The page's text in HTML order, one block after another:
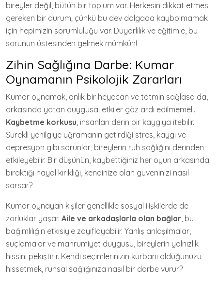
bireyler değil, bütün bir toplum var. Herkesin dikkat etmesi
gereken bir durum; çünkü bu dev dalgada kaybolmamak
için hepimizin sorumluluğu var. Duyarlılık ve eğitimle, bu
sorunun üstesinden gelmek mümkün!
Zihin Sağlığına Darbe: Kumar
Oynamanın Psikolojik Zararları
Kumar oynamak, anlık bir heyecan ve tatmin sağlasa da,
arkasında yatan duygusal etkiler göz ardı edilmemeli.
Kaybetme korkusu, insanları derin bir kaygıya itebilir.
Sürekli yenilgiye uğramanın getirdiği stres, kaygı ve
depresyon gibi sorunlar, bireylerin ruh sağlığını derinden
etkileyebilir. Bir düşünün, kaybettiğiniz her oyun arkasında
bıraktığı hayal kırıklığı, kendinize olan güveninizi nasıl
sarsar?
Kumar oynayan kişiler genellikle sosyal ilişkilerde de
zorluklar yaşar. Aile ve arkadaşlarla olan bağlar, bu
bağımlılığın etkisiyle zayıflayabilir. Yanlış anlaşılmalar,
suçlamalar ve mahrumiyet duygusu, bireylerin yalnızlık
hissini pekiştirir. Kendi seçimlerinizin kurbanı olduğunuzu
hissetmek, ruhsal sağlığınıza nasıl bir darbe vurur?